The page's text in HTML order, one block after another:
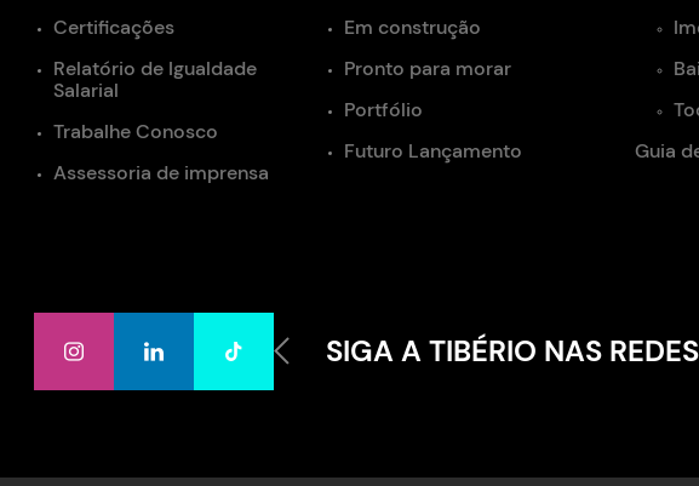
Certificações
Relatório de Igualdade
Salarial
Trabalhe Conosco
Assessoria de imprensa
Em construção
Pronto para morar
Portfólio
Futuro Lançamento
Guia
SIGA A TIBÉRIO NAS